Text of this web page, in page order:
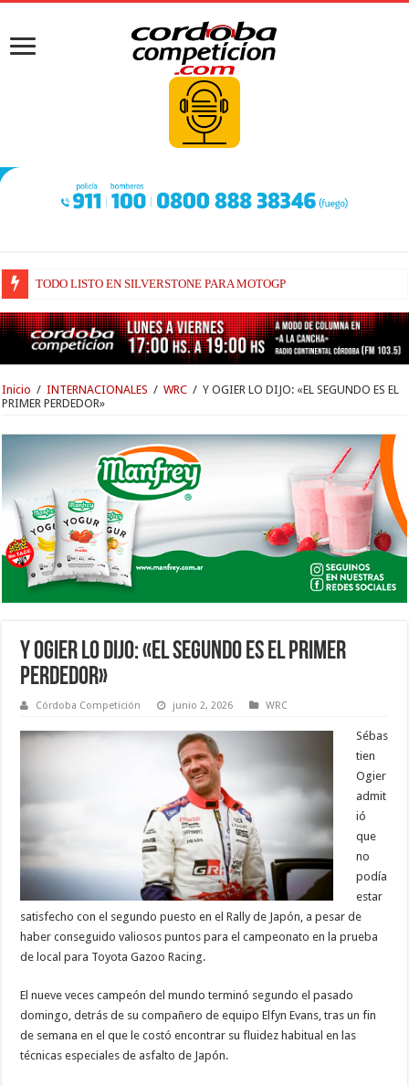
TODO LISTO EN SILVERSTONE PARA MOTOGP
BRIATORE BUSCA EXPLICACIONES DE POR QUÉ AÚN ALPINE NO
Inicio / INTERNACIONALES / WRC / Y OGIER LO DIJO: «EL SEGUNDO ES EL
PRIMER PERDEDOR»
Y OGIER LO DIJO: «EL SEGUNDO ES EL PRIMER
PERDEDOR»
Córdoba Competición junio 2, 2026 WRC
Sébas
tien
Ogier
admit
ió
que
no
podía
estar
satisfecho con el segundo puesto en el Rally de Japón, a pesar de
haber conseguido valiosos puntos para el campeonato en la prueba
de local para Toyota Gazoo Racing.
El nueve veces campeón del mundo terminó segundo el pasado
domingo, detrás de su compañero de equipo Elfyn Evans, tras un fin
de semana en el que le costó encontrar su fluidez habitual en las
técnicas especiales de asfalto de Japón.